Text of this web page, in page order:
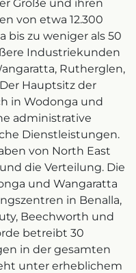
Größe und ihren
von etwa 12.300
bis zu weniger als 50
Industriekunden
Rutherglen,
Hauptsitz der
in Wodonga und
administrative
Dienstleistungen.
von North East
die Verteilung. Die
und Wangaratta
in Benalla,
Beechworth und
betreibt 30
in der gesamten
unter erheblichem